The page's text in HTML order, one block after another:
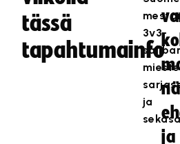
tässä
tapahtumainfo
3v3-
ja
ja